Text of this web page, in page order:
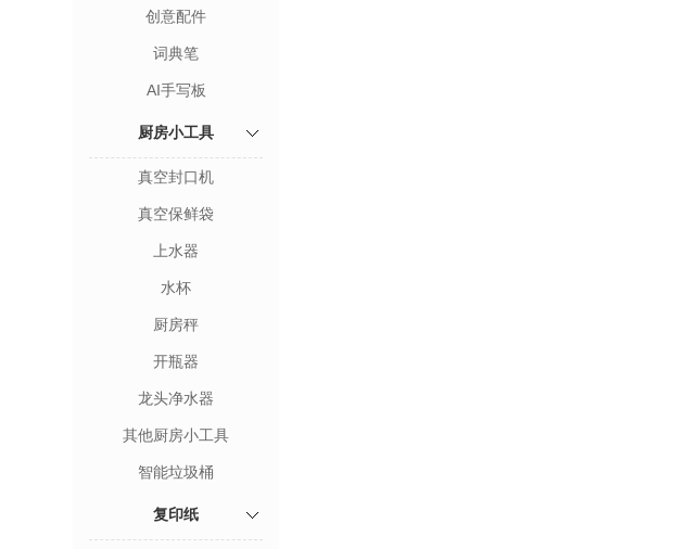
创意配件
词典笔
AI手写板
厨房小工具
真空封口机
真空保鲜袋
上水器
水杯
厨房秤
开瓶器
龙头净水器
其他厨房小工具
智能垃圾桶
复印纸